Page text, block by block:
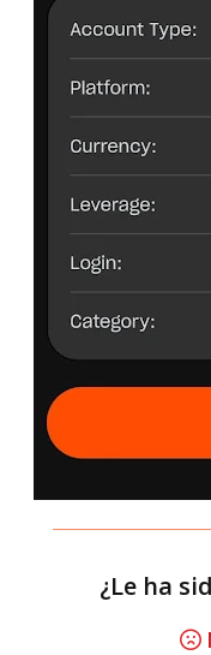
¿Le ha